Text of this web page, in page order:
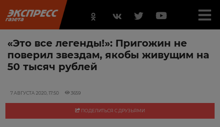
«Это все легенды!»: Пригожин не
поверил звездам, якобы живущим на
50 тысяч рублей
7 АВГУСТА 2020, 17:50 3659
ПОДЕЛИТЬСЯ С ДРУЗЬЯМИ